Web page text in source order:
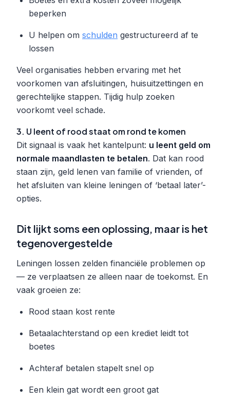
beperken
U helpen om schulden gestructureerd af te
lossen
Veel organisaties hebben ervaring met het
voorkomen van afsluitingen, huisuitzettingen en
gerechtelijke stappen. Tijdig hulp zoeken
voorkomt veel schade.
3. U leent of rood staat om rond te komen
Dit signaal is vaak het kantelpunt: u leent geld om
normale maandlasten te betalen. Dat kan rood
staan zijn, geld lenen van familie of vrienden, of
het afsluiten van kleine leningen of ‘betaal later’-
opties.
Dit lijkt soms een oplossing, maar is het
tegenovergestelde
Leningen lossen zelden financiële problemen op
— ze verplaatsen ze alleen naar de toekomst. En
vaak groeien ze:
Rood staan kost rente
Betaalachterstand op een krediet leidt tot
boetes
Achteraf betalen stapelt snel op
Een klein gat wordt een groot gat